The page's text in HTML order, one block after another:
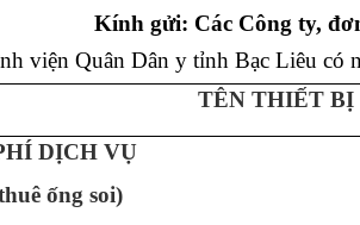
PHÒNG TÀI CHÍNH - KẾ
PHÒNG ĐIỀU DƯỠNG
KHOA KHÁM BỆNH CẤP
KHOA Y học cổ truyền -
Kính gửi: Các Công ty,
viện Quân Dân y tỉnh Bạc Liêu có
TÊN THIẾT BỊ
DỊCH VỤ
ống soi)